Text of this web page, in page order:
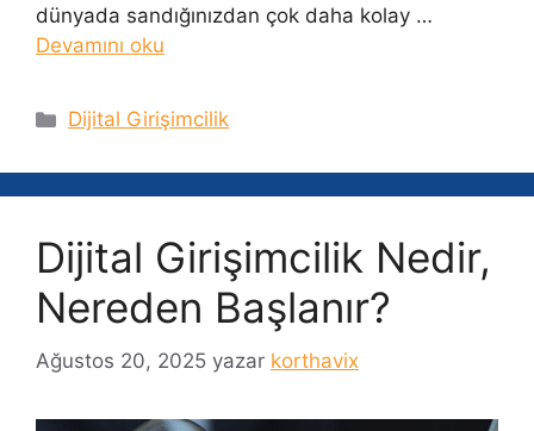
dünyada sandığınızdan çok daha kolay …
Devamını oku
Kategoriler
Dijital Girişimcilik
Dijital Girişimcilik Nedir,
Nereden Başlanır?
Ağustos 20, 2025 yazar korthavix